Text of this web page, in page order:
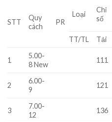
STT
Quy
cách
PR
Loại
Chỉ
số
TT/TL Tải
1
5.00-
8 New
111
2
6.00-
9
121
3
7.00-
12
136